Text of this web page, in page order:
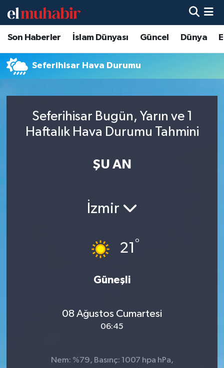
Son Haberler İslam Dünyası Güncel Dünya
Seferihisar Hava Durumu
Seferihisar Bugün, Yarın ve 1
Haftalık Hava Durumu Tahmini
ŞU AN
İzmir
21°
Güneşli
08 Ağustos Cumartesi
06:45
Nem: %79, Basınç: 1007 hpa hPa,
Hava Durumu
Trafik Durumu
Tüm Manşetler